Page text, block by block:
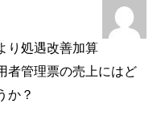
り処遇改善加算
者管理票の売上にはど
か？